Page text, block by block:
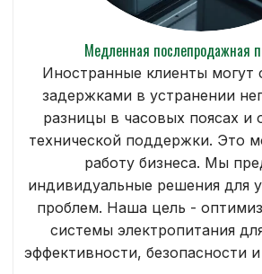
Медленная послепродажная
Иностранные клиенты могут
задержками в устранении
разницы в часовых поясах и
технической поддержки. Это
работу бизнеса. Мы
индивидуальные решения для
проблем. Наша цель -
системы электропитания
эффективности, безопасности